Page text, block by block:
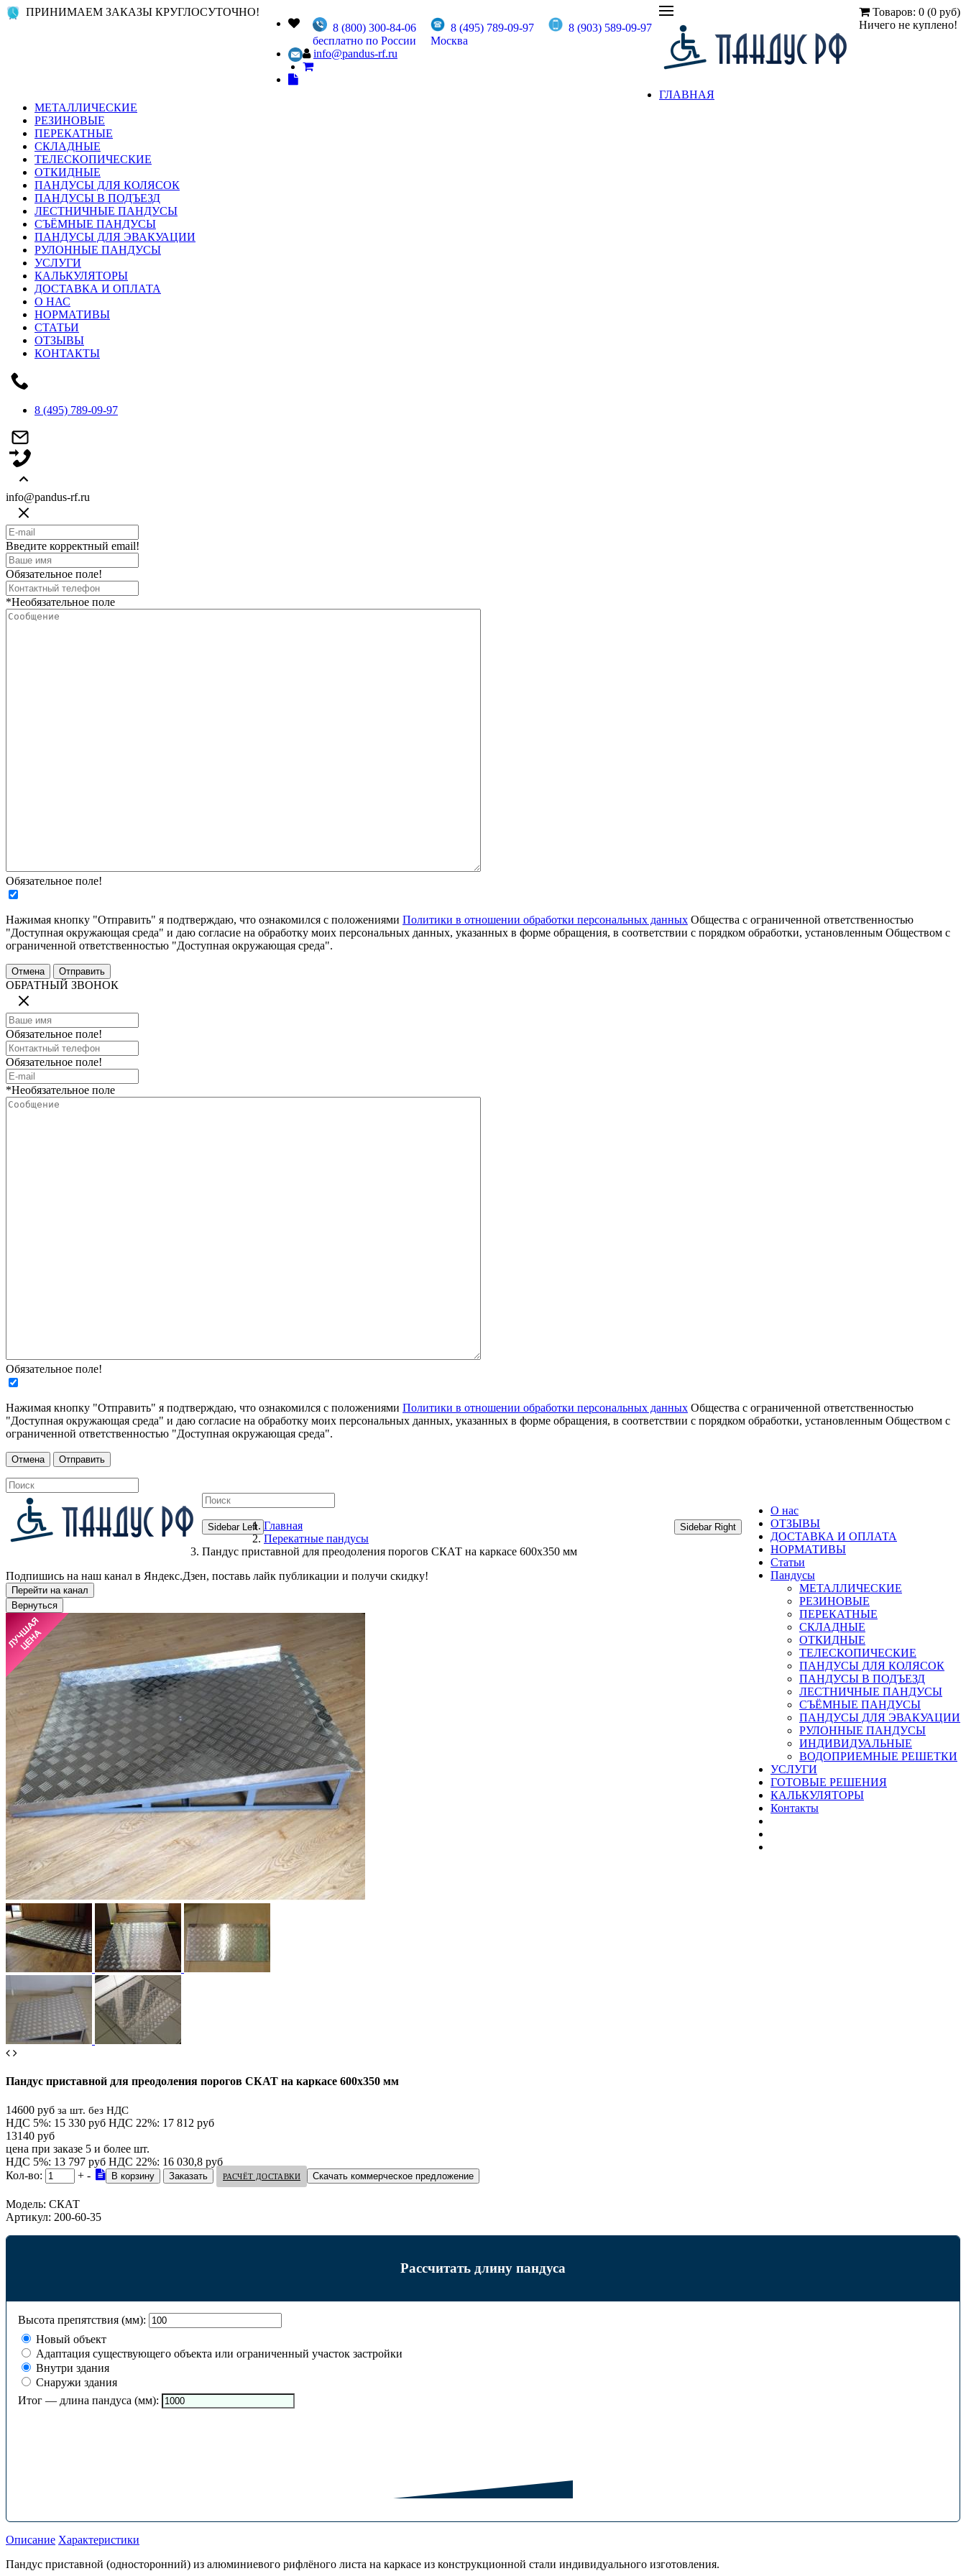
ПРИНИМАЕМ ЗАКАЗЫ КРУГЛОСУТОЧНО!
8 (800) 300-84-06
бесплатно по России
8 (495) 789-09-97
Москва
8 (903) 589-09-97
info@pandus-rf.ru
Товаров: 0 (0 руб)
Ничего не куплено!
ГЛАВНАЯ
МЕТАЛЛИЧЕСКИЕ
РЕЗИНОВЫЕ
ПЕРЕКАТНЫЕ
СКЛАДНЫЕ
ТЕЛЕСКОПИЧЕСКИЕ
ОТКИДНЫЕ
ПАНДУСЫ ДЛЯ КОЛЯСОК
ПАНДУСЫ В ПОДЪЕЗД
ЛЕСТНИЧНЫЕ ПАНДУСЫ
СЪЁМНЫЕ ПАНДУСЫ
ПАНДУСЫ ДЛЯ ЭВАКУАЦИИ
РУЛОННЫЕ ПАНДУСЫ
УСЛУГИ
КАЛЬКУЛЯТОРЫ
ДОСТАВКА И ОПЛАТА
О НАС
НОРМАТИВЫ
СТАТЬИ
ОТЗЫВЫ
КОНТАКТЫ
8 (495) 789-09-97
info@pandus-rf.ru
Введите корректный email!
Обязательное поле!
*Необязательное поле
Обязательное поле!
Нажимая кнопку "Отправить" я подтверждаю, что ознакомился с положениями Политики в отношении обработки персональных данных Общества с ограниченной ответственностью
"Доступная окружающая среда" и даю согласие на обработку моих персональных данных, указанных в форме обращения, в соответствии с порядком обработки, установленным Обществом с
ограниченной ответственностью "Доступная окружающая среда".
ОБРАТНЫЙ ЗВОНОК
Обязательное поле!
Обязательное поле!
*Необязательное поле
Обязательное поле!
Нажимая кнопку "Отправить" я подтверждаю, что ознакомился с положениями Политики в отношении обработки персональных данных Общества с ограниченной ответственностью
"Доступная окружающая среда" и даю согласие на обработку моих персональных данных, указанных в форме обращения, в соответствии с порядком обработки, установленным Обществом с
ограниченной ответственностью "Доступная окружающая среда".
О нас
ОТЗЫВЫ
ДОСТАВКА И ОПЛАТА
НОРМАТИВЫ
Статьи
Пандусы
МЕТАЛЛИЧЕСКИЕ
РЕЗИНОВЫЕ
ПЕРЕКАТНЫЕ
СКЛАДНЫЕ
ОТКИДНЫЕ
ТЕЛЕСКОПИЧЕСКИЕ
ПАНДУСЫ ДЛЯ КОЛЯСОК
ПАНДУСЫ В ПОДЪЕЗД
ЛЕСТНИЧНЫЕ ПАНДУСЫ
CЪЁМНЫЕ ПАНДУСЫ
ПАНДУСЫ ДЛЯ ЭВАКУАЦИИ
РУЛОННЫЕ ПАНДУСЫ
ИНДИВИДУАЛЬНЫЕ
ВОДОПРИЕМНЫЕ РЕШЕТКИ
УСЛУГИ
ГОТОВЫЕ РЕШЕНИЯ
КАЛЬКУЛЯТОРЫ
Контакты
Sidebar Left Sidebar Right
Главная
Перекатные пандусы
Пандус приставной для преодоления порогов СКАТ на каркасе 600х350 мм
Подпишись на наш канал в Яндекс.Дзен, поставь лайк публикации и получи скидку!
Пандус приставной для преодоления порогов СКАТ на каркасе 600х350 мм
14600 руб за шт. без НДС
НДС 5%: 15 330 руб НДС 22%: 17 812 руб
13140 руб
цена при заказе 5 и более шт.
НДС 5%: 13 797 руб НДС 22%: 16 030,8 руб
Кол-во:
+ - РАСЧЁТ ДОСТАВКИ Скачать коммерческое предложение
Модель: СКАТ
Артикул: 200-60-35
Рассчитать длину пандуса
Высота препятствия (мм):
Новый объект
Адаптация существующего объекта или ограниченный участок застройки
Внутри здания
Снаружи здания
Итог — длина пандуса (мм):
Описание Характеристики
Пандус приставной (односторонний) из алюминиевого рифлёного листа на каркасе из конструкционной стали индивидуального изготовления.